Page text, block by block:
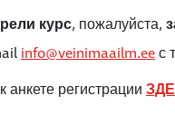
курс, пожалуйста,
info@veinimaailm.eeс
анкете регистрации